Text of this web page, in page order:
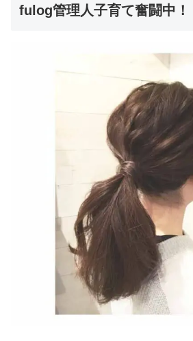
fulog管理人子育て奮闘中！